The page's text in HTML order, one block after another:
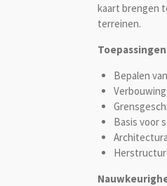
kaart brengen
terreinen.
Toepassingen
Bepalen
Basis voor